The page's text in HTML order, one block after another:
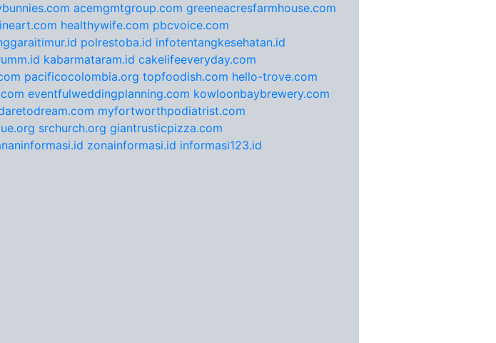
acemgmtgroup.com greeneacresfarmhouse.com
healthywife.com pbcvoice.com
polrestoba.id infotentangkesehatan.id
kabarmataram.id cakelifeeveryday.com
pacificocolombia.org topfoodish.com hello-trove.com
eventfulweddingplanning.com kowloonbaybrewery.com
myfortworthpodiatrist.com
srchurch.org giantrusticpizza.com
zonainformasi.id informasi123.id